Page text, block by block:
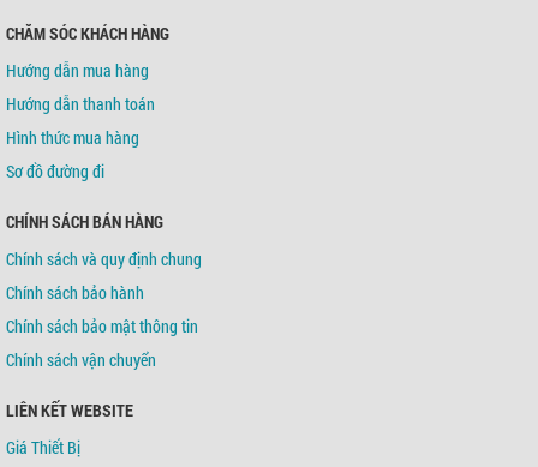
CHĂM SÓC KHÁCH HÀNG
Hướng dẫn mua hàng
Hướng dẫn thanh toán
Hình thức mua hàng
Sơ đồ đường đi
CHÍNH SÁCH BÁN HÀNG
Chính sách và quy định chung
Chính sách bảo hành
Chính sách bảo mật thông tin
Chính sách vận chuyển
LIÊN KẾT WEBSITE
Giá Thiết Bị